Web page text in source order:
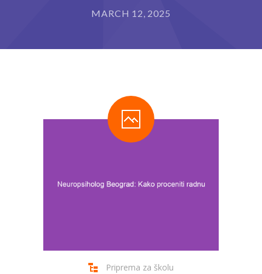
MARCH 12, 2025
Priprema za školu